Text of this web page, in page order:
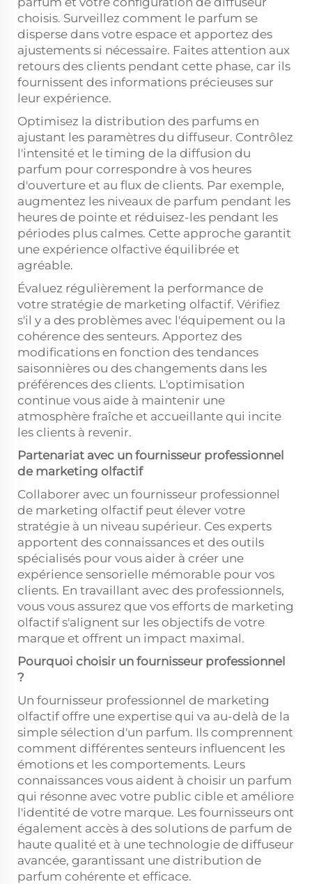
choisis. Surveillez comment le parfum se
disperse dans votre espace et apportez des
ajustements si nécessaire. Faites attention aux
retours des clients pendant cette phase, car ils
fournissent des informations précieuses sur
leur expérience.
Optimisez la distribution des parfums en
ajustant les paramètres du diffuseur. Contrôlez
l'intensité et le timing de la diffusion du
parfum pour correspondre à vos heures
d'ouverture et au flux de clients. Par exemple,
augmentez les niveaux de parfum pendant les
heures de pointe et réduisez-les pendant les
périodes plus calmes. Cette approche garantit
une expérience olfactive équilibrée et
agréable.
Évaluez régulièrement la performance de
votre stratégie de marketing olfactif. Vérifiez
s'il y a des problèmes avec l'équipement ou la
cohérence des senteurs. Apportez des
modifications en fonction des tendances
saisonnières ou des changements dans les
préférences des clients. L'optimisation
continue vous aide à maintenir une
atmosphère fraîche et accueillante qui incite
les clients à revenir.
Partenariat avec un fournisseur professionnel
de marketing olfactif
Collaborer avec un fournisseur professionnel
de marketing olfactif peut élever votre
stratégie à un niveau supérieur. Ces experts
apportent des connaissances et des outils
spécialisés pour vous aider à créer une
expérience sensorielle mémorable pour vos
clients. En travaillant avec des professionnels,
vous vous assurez que vos efforts de marketing
olfactif s'alignent sur les objectifs de votre
marque et offrent un impact maximal.
Pourquoi choisir un fournisseur professionnel
?
Un fournisseur professionnel de marketing
olfactif offre une expertise qui va au-delà de la
simple sélection d'un parfum. Ils comprennent
comment différentes senteurs influencent les
émotions et les comportements. Leurs
connaissances vous aident à choisir un parfum
qui résonne avec votre public cible et améliore
l'identité de votre marque. Les fournisseurs ont
également accès à des solutions de parfum de
haute qualité et à une technologie de diffuseur
avancée, garantissant une distribution de
parfum cohérente et efficace.